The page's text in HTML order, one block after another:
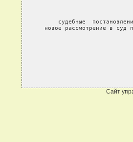
судебные
новое рассмотрение в суд
Сайт